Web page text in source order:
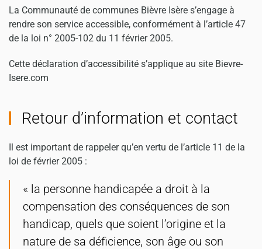
La Communauté de communes Bièvre Isère s’engage à
rendre son service accessible, conformément à l’article 47
de la loi n° 2005-102 du 11 février 2005.
Cette déclaration d’accessibilité s’applique au site Bievre-
Isere.com
Retour d’information et contact
Il est important de rappeler qu’en vertu de l’article 11 de la
loi de février 2005 :
« la personne handicapée a droit à la
compensation des conséquences de son
handicap, quels que soient l’origine et la
nature de sa déficience, son âge ou son